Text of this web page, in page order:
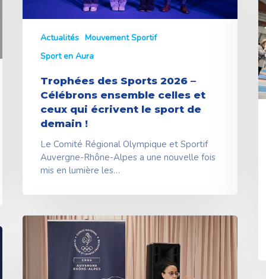
sport
demain
Actualités Mouvement Sportif
Sport en Aura
Trophées des Sports 2026 –
Célébrons ensemble celles et
ceux qui écrivent le sport de
demain !
Le Comité Régional Olympique et Sportif
Auvergne-Rhône-Alpes a une nouvelle fois
mis en lumière les…
:
le
Assemblée
Générale
CROS